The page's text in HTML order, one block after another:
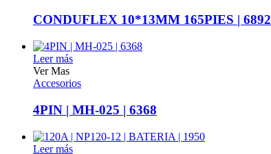
CONDUFLEX 10*13MM 165PIES | 6892
Leer más
Ver Mas
Accesorios
4PIN | MH-025 | 6368
Leer más